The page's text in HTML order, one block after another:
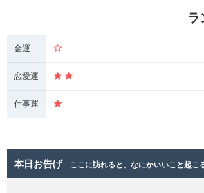
ラ
金運
恋愛運
仕事運
本日お告げ ここに訪れると、なにかいいこと起こ